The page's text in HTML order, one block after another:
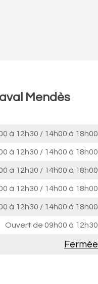
Mendès
à 12h30 / 14h00 à 18h00
à 12h30 / 14h00 à 18h00
à 12h30 / 14h00 à 18h00
à 12h30 / 14h00 à 18h00
à 12h30 / 14h00 à 18h00
Ouvert de 09h00 à 12h30
Fermée